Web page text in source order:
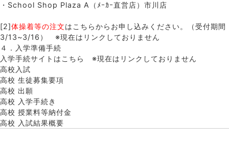
・School Shop Plaza A（ﾒｰｶｰ直営店）市川店
[2]体操着等の注文はこちらからお申し込みください。（受付期間
3/13~3/16） ※現在はリンクしておりません
４．入学準備手続
入学手続サイトはこちら ※現在はリンクしておりません
高校入試
高校 生徒募集要項
高校 出願
高校 入学手続き
高校 授業料等納付金
高校 入試結果概要